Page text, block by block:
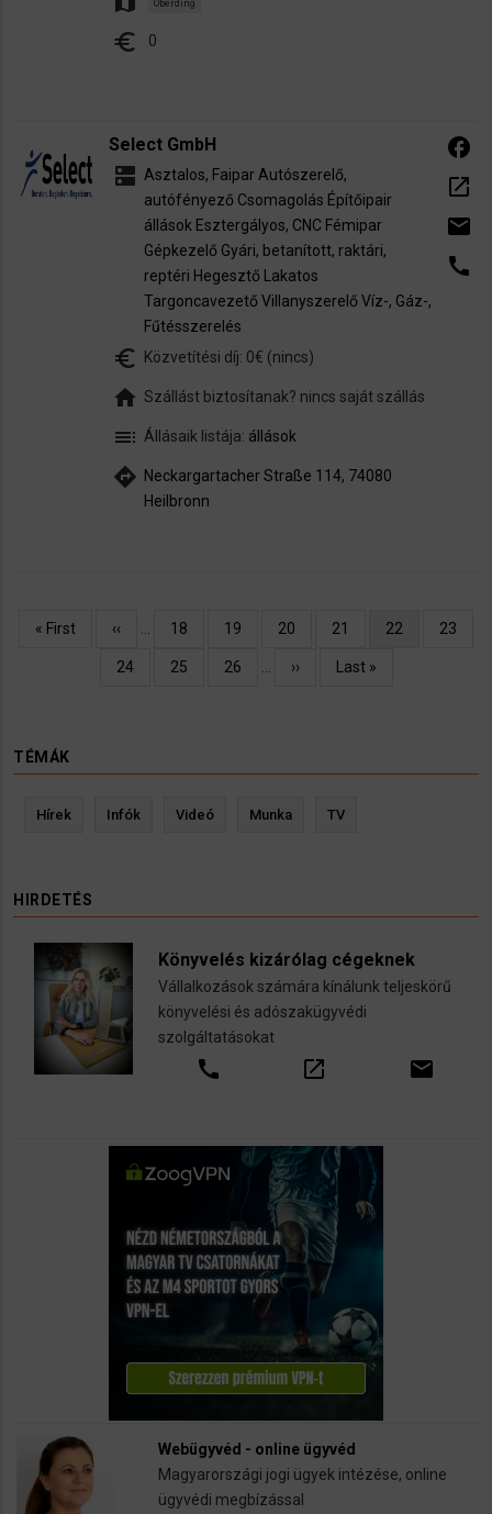
Oberding
euro 0
Select GmbH
dns Asztalos, Faipar Autószerelő,
autófényező Csomagolás Építőipair
állások Esztergályos, CNC Fémipar
Gépkezelő Gyári, betanított, raktári,
reptéri Hegesztő
Lakatos
TargoncavezetőVillanyszerelőVíz-, Gáz-,
Fűtésszerelés
euro_symbol Közvetítési díj: 0€ (nincs)
home Szállást biztosítanak? nincs saját szállás
toc Állásaik listája: állások
directions Neckargartacher Straße 114, 74080
Heilbronn
facebook
open_in_new
email
call
Oldalszámozás
Első
« First
Előző
‹‹ Oldal
18 Oldal
19 Oldal
20 Oldal
21
Jelenlegi
22 Oldal
23
Oldal
24 Oldal
25 Oldal
26
Következő
››
Utolsó
Last »
TÉMÁK
Hírek Infók Videó Munka TV
HIRDETÉS
Könyvelés kizárólag cégeknek
Vállalkozások számára kínálunk teljeskörű
könyvelési és adószakügyvédi
szolgáltatásokat
call open_in_new email
Webügyvéd - online ügyvéd
Magyarországi jogi ügyek intézése, online
ügyvédi megbízással